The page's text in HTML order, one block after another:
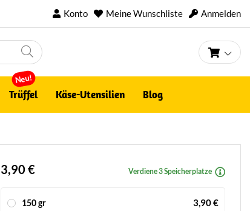
Konto Meine Wunschliste Anmelden
Mein
Trüffel
Neu!
Käse-Utensilien Blog
3,90 € Verdiene 3 Speicherplatze
150 gr 3,90 €